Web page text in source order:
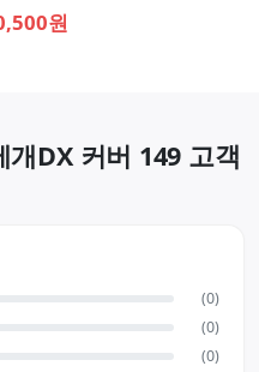
원
DX 커버 149 고객
(0)
(0)
(0)